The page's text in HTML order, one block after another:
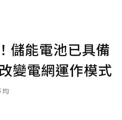
儲能電池已具備
變電網運作模式